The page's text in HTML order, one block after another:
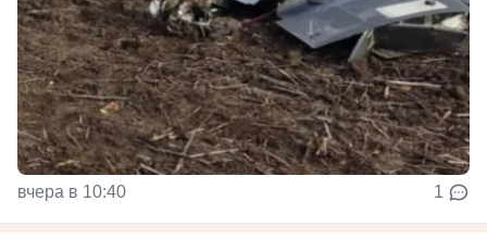
вчера в 10:40 1